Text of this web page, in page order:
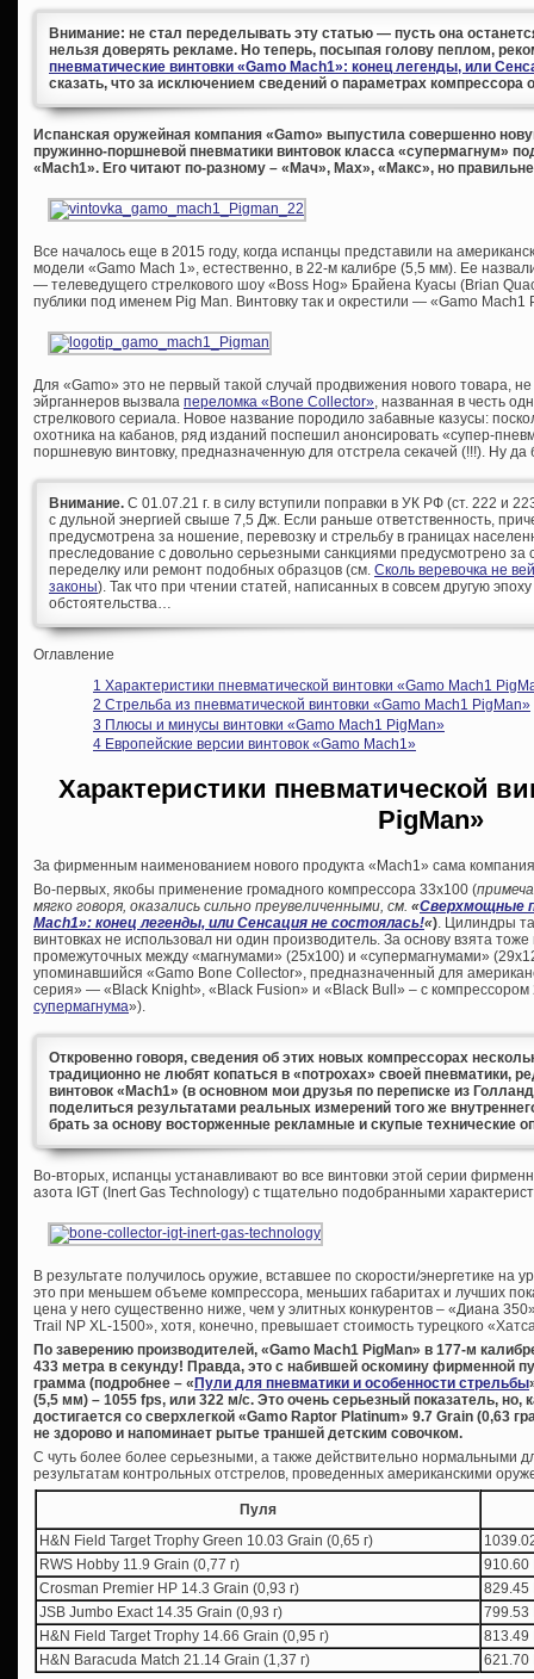
Внимание: не стал переделывать эту статью — пусть она
нельзя доверять рекламе. Но теперь, посыпая голову пеплом,
пневматические винтовки «Gamo Mach1»: конец легенды, или
сказать, что за исключением сведений о параметрах
Испанская оружейная компания «Gamo» выпустила совершенно
пружинно-поршневой пневматики винтовок класса «супермагнум»
«Mach1». Его читают по-разному – «Мач», Мах», «Макс», но
Все началось еще в 2015 году, когда испанцы представили на
модели «Gamo Mach 1», естественно, в 22-м калибре (5,5 мм). Ее
— телеведущего стрелкового шоу «Boss Hog» Брайена Куасы (Brian
публики под именем Pig Man. Винтовку так и окрестили — «Gamo Mach1
Для «Gamo» это не первый такой случай продвижения нового товара,
эйрганнеров вызвала переломка «Bone Collector» , названная в честь
стрелкового сериала. Новое название породило забавные казусы:
охотника на кабанов, ряд изданий поспешил анонсировать «супер-
поршневую винтовку, предназначенную для отстрела секачей (!!!). Ну
Внимание. С 01.07.21 г. в силу вступили поправки в УК РФ (ст. 222 и
с дульной энергией свыше 7,5 Дж. Если раньше ответственность,
предусмотрена за ношение, перевозку и стрельбу в границах
преследование с довольно серьезными санкциями предусмотрено за
переделку или ремонт подобных образцов (см. Сколь веревочка не
законы). Так что при чтении статей, написанных в совсем другую
обстоятельства…
Оглавление
1 Характеристики пневматической винтовки «Gamo Mach1
2 Стрельба из пневматической винтовки «Gamo Mach1 PigMan»
3 Плюсы и минусы винтовки «Gamo Mach1 PigMan»
4 Европейские версии винтовок «Gamo Mach1»
Характеристики пневматической
PigMan»
За фирменным наименованием нового продукта «Mach1» сама компания
Во-первых, якобы применение громадного компрессора 33х100 (
мягко говоря, оказались сильно преувеличенными, см. «Сверхмощные
Mach1»: конец легенды, или Сенсация не состоялась!«). Цилиндры
винтовках не использовал ни один производитель. За основу взята
промежуточных между «магнумами» (25х100) и «супермагнумами»
упоминавшийся «Gamo Bone Collector», предназначенный для
серия» — «Black Knight», «Black Fusion» и «Black Bull» – с компрессором
супермагнума»).
Откровенно говоря, сведения об этих новых компрессорах
традиционно не любят копаться в «потрохах» своей пневматики,
винтовок «Mach1» (в основном мои друзья по переписке из
поделиться результатами реальных измерений того же
брать за основу восторженные рекламные и скупые технические
Во-вторых, испанцы устанавливают во все винтовки этой серии
азота IGT (Inert Gas Technology) с тщательно подобранными
В результате получилось оружие, вставшее по скорости/энергетике на
это при меньшем объеме компрессора, меньших габаритах и лучших
цена у него существенно ниже, чем у элитных конкурентов – «Диана
Trail NP XL-1500», хотя, конечно, превышает стоимость турецкого
По заверению производителей, «Gamo Mach1 PigMan» в 177-м
433 метра в секунду! Правда, это с набившей оскомину фирменной
грамма (подробнее – « Пули для пневматики и особенности стрельбы
(5,5 мм) – 1055 fps, или 322 м/с. Это очень серьезный показатель,
достигается со сверхлегкой «Gamo Raptor Platinum» 9.7 Grain (0,63
не здорово и напоминает рытье траншей детским совочком.
С чуть более более серьезными, а также действительно нормальными
результатам контрольных отстрелов, проведенных американскими
Пуля
H&N Field Target Trophy Green 10.03 Grain (0,65 г)
RWS Hobby 11.9 Grain (0,77 г)
910.60
Crosman Premier HP 14.3 Grain (0,93 г)
829.45
JSB Jumbo Exact 14.35 Grain (0,93 г)
799.53
H&N Field Target Trophy 14.66 Grain (0,95 г)
813.49
H&N Baracuda Match 21.14 Grain (1,37 г)
621.70